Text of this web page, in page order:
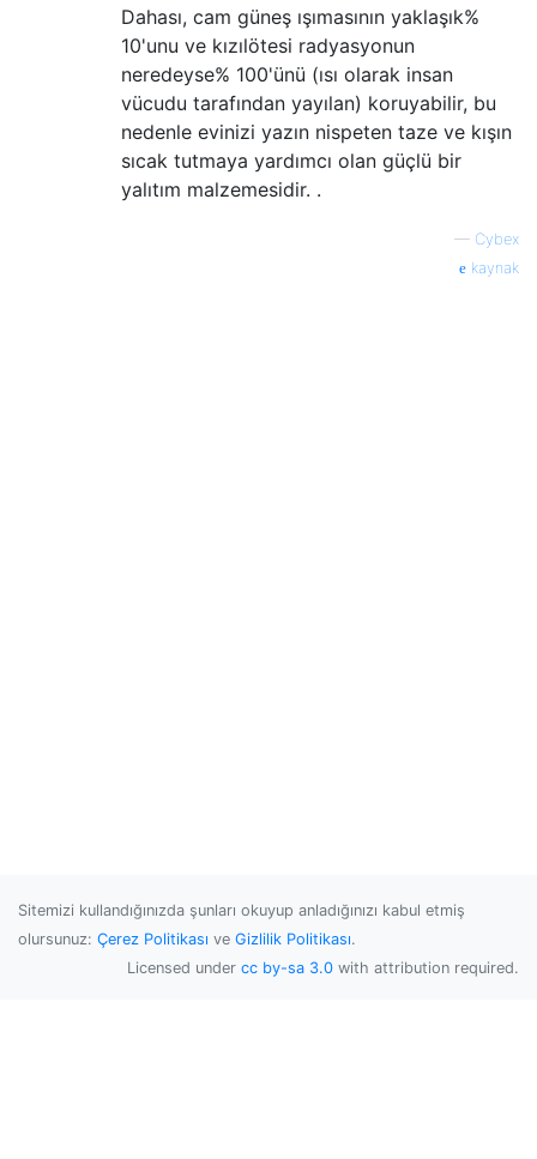
Dahası, cam güneş ışımasının yaklaşık%
10'unu ve kızılötesi radyasyonun
neredeyse% 100'ünü (ısı olarak insan
vücudu tarafından yayılan) koruyabilir, bu
nedenle evinizi yazın nispeten taze ve kışın
sıcak tutmaya yardımcı olan güçlü bir
yalıtım malzemesidir. .
— Cybex
kaynak
Sitemizi kullandığınızda şunları okuyup anladığınızı kabul etmiş
olursunuz: Çerez Politikası ve Gizlilik Politikası.
Licensed under cc by-sa 3.0 with attribution required.